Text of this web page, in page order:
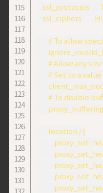
ssl_protocols
ssl_ciphers
# To allow
# Allow any
# Set to a
# To disable
        location / {